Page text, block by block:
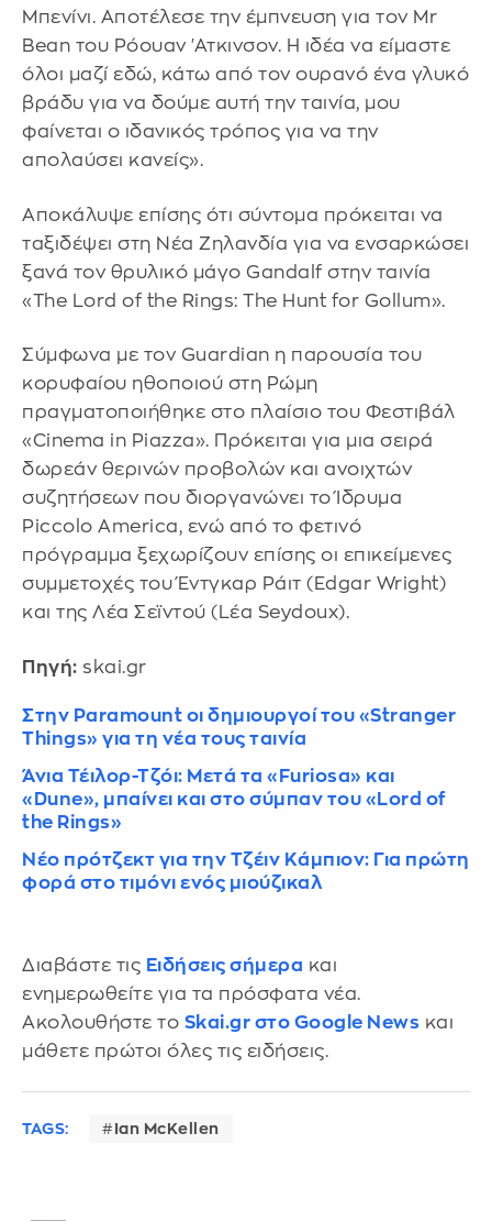
Μπενίνι. Αποτέλεσε την έμπνευση για τον Mr
Bean του Ρόουαν 'Ατκινσον. Η ιδέα να είμαστε
όλοι μαζί εδώ, κάτω από τον ουρανό ένα γλυκό
βράδυ για να δούμε αυτή την ταινία, μου
φαίνεται ο ιδανικός τρόπος για να την
απολαύσει κανείς».
Αποκάλυψε επίσης ότι σύντομα πρόκειται να
ταξιδέψει στη Νέα Ζηλανδία για να ενσαρκώσει
ξανά τον θρυλικό μάγο Gandalf στην ταινία
«The Lord of the Rings: The Hunt for Gollum».
Σύμφωνα με τον Guardian η παρουσία του
κορυφαίου ηθοποιού στη Ρώμη
πραγματοποιήθηκε στο πλαίσιο του Φεστιβάλ
«Cinema in Piazza». Πρόκειται για μια σειρά
δωρεάν θερινών προβολών και ανοιχτών
συζητήσεων που διοργανώνει το Ίδρυμα
Piccolo America, ενώ από το φετινό
πρόγραμμα ξεχωρίζουν επίσης οι επικείμενες
συμμετοχές του Έντγκαρ Ράιτ (Edgar Wright)
και της Λέα Σεϊντού (Lέα Seydoux).
Πηγή: skai.gr
Στην Paramount οι δημιουργοί του «Stranger
Things» για τη νέα τους ταινία
Άνια Τέιλορ-Τζόι: Μετά τα «Furiosa» και
«Dune», μπαίνει και στο σύμπαν του «Lord of
the Rings»
Νέο πρότζεκτ για την Τζέιν Κάμπιον: Για πρώτη
φορά στο τιμόνι ενός μιούζικαλ
Διαβάστε τις Ειδήσεις σήμερα και
ενημερωθείτε για τα πρόσφατα νέα.
Ακολουθήστε το Skai.gr στο Google News και
μάθετε πρώτοι όλες τις ειδήσεις.
TAGS: Ian McKellen